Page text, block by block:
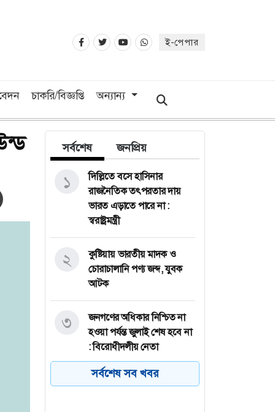
ই-পেপার
চাকরি/বিজ্ঞপ্তি অন্যান্য
সর্বশেষ জনপ্রিয়
দিল্লিতে বসে হাসিনার
রাজনৈতিক তৎপরতার দায়
ভারত এড়াতে পারে না :
স্বরাষ্ট্রমন্ত্রী
১
কুষ্টিয়ায় ভারতীয় মাদক ও
চোরাচালানি পণ্য জব্দ, যুবক
আটক
২
জনগণের অধিকার নিশ্চিত না
হওয়া পর্যন্ত জুলাই শেষ হবে না
: বিরোধীদলীয় নেতা
৩
উখিয়ার রোহিঙ্গা ক্যাম্প থেকে
৪
সর্বশেষ সব খবর